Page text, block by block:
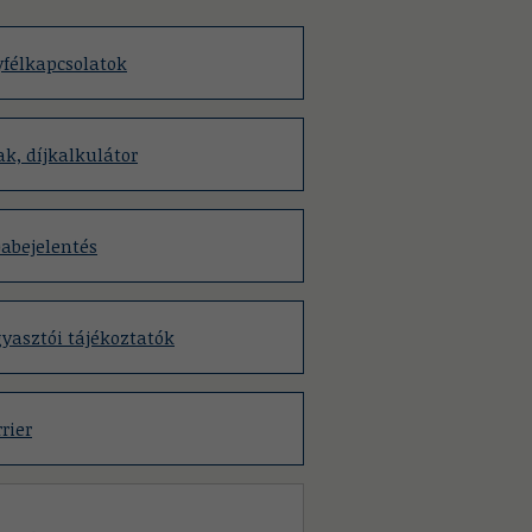
díjkalkulátor
tájékoztatók